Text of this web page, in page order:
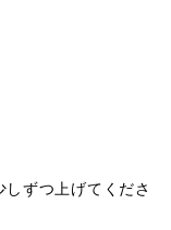
ずつ上げてくださ